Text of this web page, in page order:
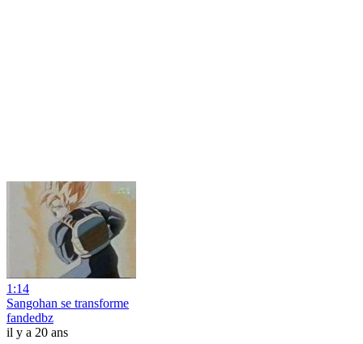
1:14
Sangohan se transforme
fandedbz
il y a 20 ans